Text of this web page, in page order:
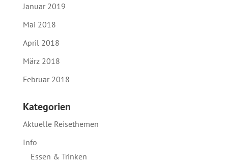
Januar 2019
Mai 2018
April 2018
März 2018
Februar 2018
Kategorien
Aktuelle Reisethemen
Info
Essen & Trinken